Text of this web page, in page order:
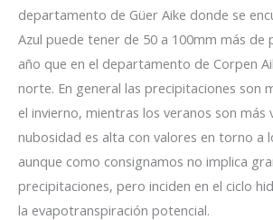
departamento de Güer Aike donde se
Azul puede tener de 50 a 100mm más de
año que en el departamento de Corpen
norte. En general las precipitaciones son
el invierno, mientras los veranos son más
nubosidad es alta con valores en torno a
aunque como consignamos no implica
precipitaciones, pero inciden en el ciclo
la evapotranspiración potencial.